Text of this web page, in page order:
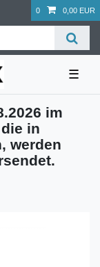
0 0,00 EUR
☰
im
in
werden